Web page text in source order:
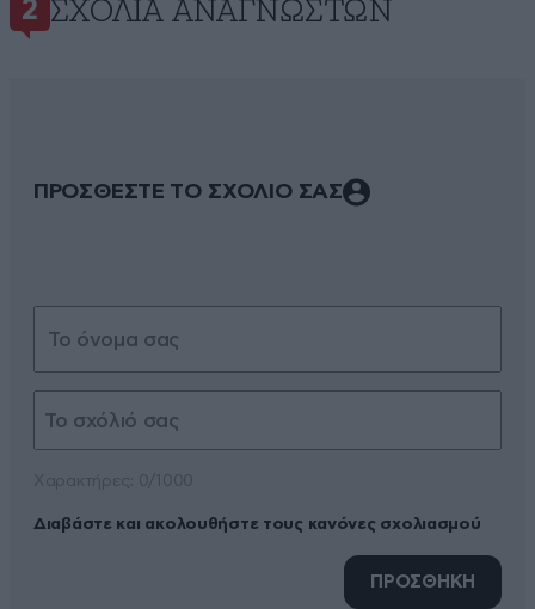
2 ΣΧΌΛΙΑ ΑΝΑΓΝΩΣΤΏΝ
ΠΡΟΣΘΕΣΤΕ ΤΟ ΣΧΟΛΙΟ ΣΑΣ
Διαβάστε και ακολουθήστε τους κανόνες σχολιασμού
ΠΡΟΣΘΗΚΗ